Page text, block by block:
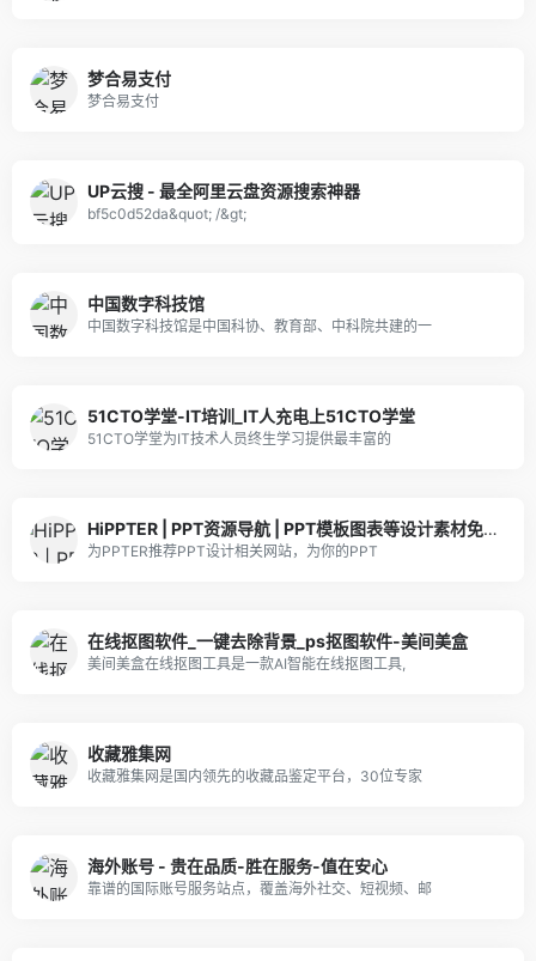
梦合易支付
梦合易支付
UP云搜 - 最全阿里云盘资源搜索神器
bf5c0d52da&quot; /&gt;
中国数字科技馆
中国数字科技馆是中国科协、教育部、中科院共建的一
51CTO学堂-IT培训_IT人充电上51CTO学堂
51CTO学堂为IT技术人员终生学习提供最丰富的
HiPPTER | PPT资源导航 | PPT模板图表等设计素材免费下载
为PPTER推荐PPT设计相关网站，为你的PPT
在线抠图软件_一键去除背景_ps抠图软件-美间美盒
美间美盒在线抠图工具是一款AI智能在线抠图工具,
收藏雅集网
收藏雅集网是国内领先的收藏品鉴定平台，30位专家
海外账号 - 贵在品质-胜在服务-值在安心
靠谱的国际账号服务站点，覆盖海外社交、短视频、邮